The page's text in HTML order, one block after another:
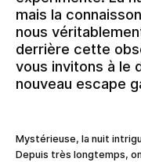
mais la
nous
derrière cette
vous invitons à le
nouveau escape
Mystérieuse, la nuit
Depuis très longtemps,